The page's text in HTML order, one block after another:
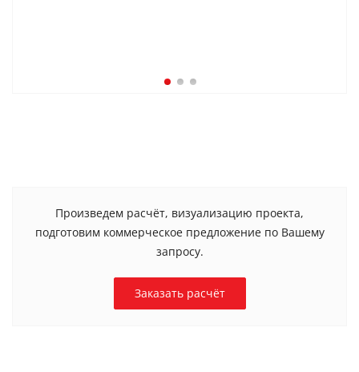
Произведем расчёт, визуализацию проекта,
подготовим коммерческое предложение по Вашему
запросу.
Заказать расчёт